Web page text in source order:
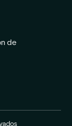
de